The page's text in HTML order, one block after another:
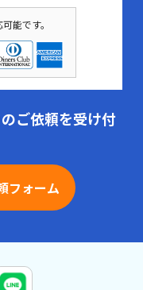
能です。
ご依頼を受け付
フォーム